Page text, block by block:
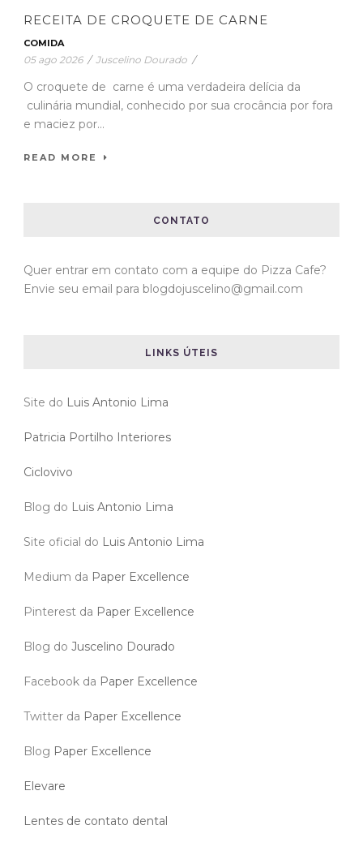
RECEITA DE CROQUETE DE CARNE
COMIDA
05 ago 2026 / Juscelino Dourado /
O croquete de carne é uma verdadeira delícia da
culinária mundial, conhecido por sua crocância por fora
e maciez por...
READ MORE
CONTATO
Quer entrar em contato com a equipe do Pizza Cafe?
Envie seu email para blogdojuscelino@gmail.com
LINKS ÚTEIS
Site do Luis Antonio Lima
Patricia Portilho Interiores
Ciclovivo
Blog do Luis Antonio Lima
Site oficial do Luis Antonio Lima
Medium da Paper Excellence
Pinterest da Paper Excellence
Blog do Juscelino Dourado
Facebook da Paper Excellence
Twitter da Paper Excellence
Blog Paper Excellence
Elevare
Lentes de contato dental